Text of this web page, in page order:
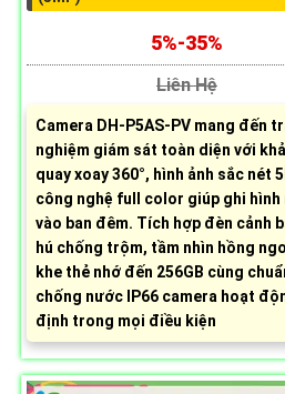
5%-35%
Liên Hệ
Camera DH-P5AS-PV mang đến
nghiệm giám sát toàn diện với
quay xoay 360°, hình ảnh sắc nét
công nghệ full color giúp ghi hình
vào ban đêm. Tích hợp đèn cảnh
hú chống trộm, tầm nhìn hồng
khe thẻ nhớ đến 256GB cùng
chống nước IP66 camera hoạt
định trong mọi điều kiện